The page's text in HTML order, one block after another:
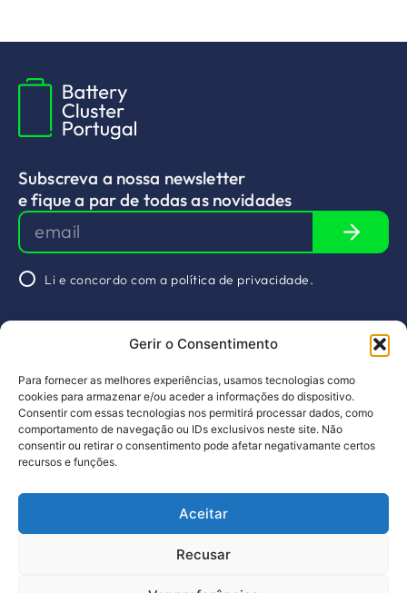
Gerir o Consentimento
Para fornecer as melhores experiências, usamos tecnologias como
cookies para armazenar e/ou aceder a informações do dispositivo.
Consentir com essas tecnologias nos permitirá processar dados, como
comportamento de navegação ou IDs exclusivos neste site. Não
consentir ou retirar o consentimento pode afetar negativamante certos
recursos e funções.
Aceitar
Recusar
Subscreva a nossa newsletter
e fique a par de todas as novidades
Li e concordo com a política de privacidade.
&nbsp
Sobre nós
Arquivos
Projetos
Serviços
Membros
Agenda
Redes Sociais
Linkedin
PT